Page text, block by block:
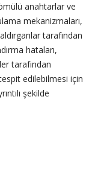
anahtarlar ve
mekanizmaları,
tarafından
hataları,
tarafından
edilebilmesi için
şekilde